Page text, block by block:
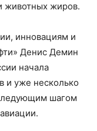
животных жиров.
инновациям и
Денис Демин
начала
и уже несколько
шагом